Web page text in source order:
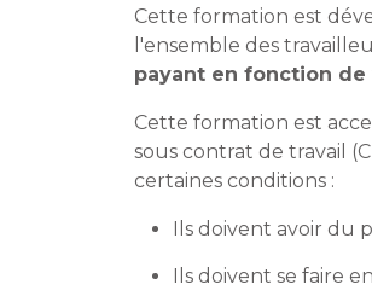
Cette formation est
l'ensemble des
payant en fonction
Cette formation est
sous contrat de travail
certaines conditions :
Ils doivent avoir du
Ils doivent se faire